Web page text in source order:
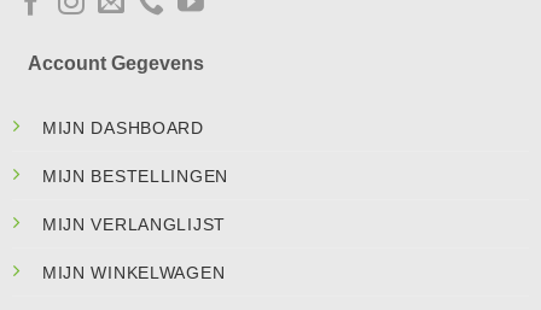
Account Gegevens
MIJN DASHBOARD
MIJN BESTELLINGEN
MIJN VERLANGLIJST
MIJN WINKELWAGEN